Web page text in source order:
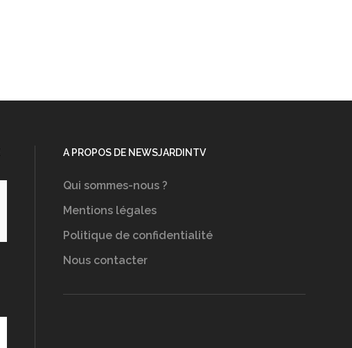
A PROPOS DE NEWSJARDINTV
Qui sommes-nous ?
Mentions légales
Politique de confidentialité
Nous contacter